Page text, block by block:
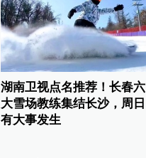
湖南卫视点名推荐！长春六
大雪场教练集结长沙，周日
有大事发生